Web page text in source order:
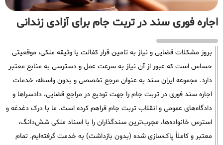
اجاره فوری سند در تربت جام برای آزادی زندانی
بروز مشکلات قضایی و نیاز به تامین قرار کفالت یا وثیقه ملکی، موقعیتی
حساس است که عبور از آن نیاز به سرعت عمل و دسترسی به منابع معتبر
دارد. مجموعه ایران سند به عنوان مرجع تخصصی و بدون واسطه، خدمات
اجاره سند فوری در تربت جام را جهت تودیع در مراجع قضایی، دادسراها و
دادگاه‌های عمومی و انقلاب تربت جام فراهم کرده است. ما با درک دغدغه و
استرس خانواده‌ها، مجرب‌ترین سندگذاران را با اسناد ملکی شش‌دانگ،
معتبر و کاملاً پاک‌سازی شده (بدون بازداشت) به خدمت گرفته‌ایم. تمام